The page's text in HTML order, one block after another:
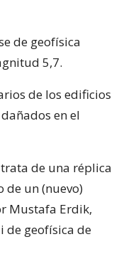
de geofísica
5,7.
de los edificios
en el
de una réplica
de un (nuevo)
Mustafa Erdik,
de geofísica de